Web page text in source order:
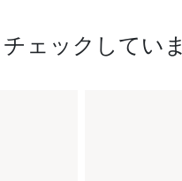
ェックしてい